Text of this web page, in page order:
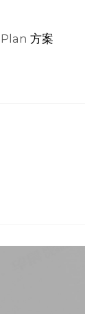
Plan 方案